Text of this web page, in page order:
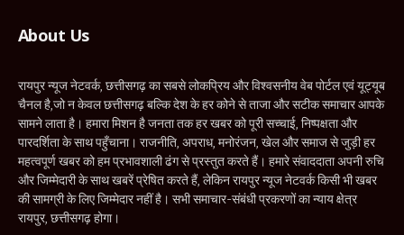
About Us
रायपुर न्यूज नेटवर्क, छत्तीसगढ़ का सबसे लोकप्रिय और विश्वसनीय वेब पोर्टल एवं यूट्यूब
चैनल है,जो न केवल छत्तीसगढ़ बल्कि देश के हर कोने से ताजा और सटीक समाचार आपके
सामने लाता है। हमारा मिशन है जनता तक हर खबर को पूरी सच्चाई, निष्पक्षता और
पारदर्शिता के साथ पहुँचाना। राजनीति, अपराध, मनोरंजन, खेल और समाज से जुड़ी हर
महत्वपूर्ण खबर को हम प्रभावशाली ढंग से प्रस्तुत करते हैं। हमारे संवाददाता अपनी रुचि
और जिम्मेदारी के साथ खबरें प्रेषित करते हैं, लेकिन रायपुर न्यूज नेटवर्क किसी भी खबर
की सामग्री के लिए जिम्मेदार नहीं है। सभी समाचार-संबंधी प्रकरणों का न्याय क्षेत्र
रायपुर, छत्तीसगढ़ होगा।